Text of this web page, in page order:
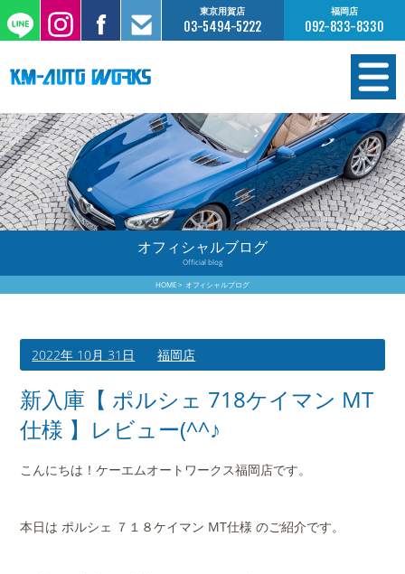
東京用賀店
03-5494-5222
福岡店
092-833-8330
在庫情報
オーダー販売
工場サービス
保証について
買取査定のご案内
店舗案内
オフィシャルブログ
Official blog
HOME オフィシャルブログ
2022年 10月 31日 福岡店
新入庫【 ポルシェ 718ケイマン MT
仕様 】レビュー(^^♪
こんにちは！ケーエムオートワークス福岡店です。
本日は ポルシェ ７１８ケイマン MT仕様 のご紹介です。